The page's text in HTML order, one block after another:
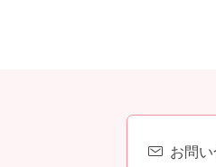
お問